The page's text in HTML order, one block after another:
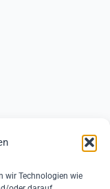
wir Technologien wie